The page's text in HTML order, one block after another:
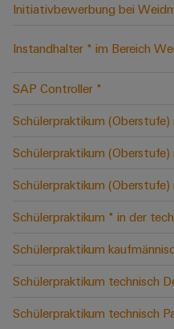
Initiativbewerbung bei
Instandhalter * im Bereich
SAP Controller *
Schülerpraktikum
Schülerpraktikum
Schülerpraktikum
Schülerpraktikum * in der
Schülerpraktikum
Schülerpraktikum technisch
Schülerpraktikum technisch